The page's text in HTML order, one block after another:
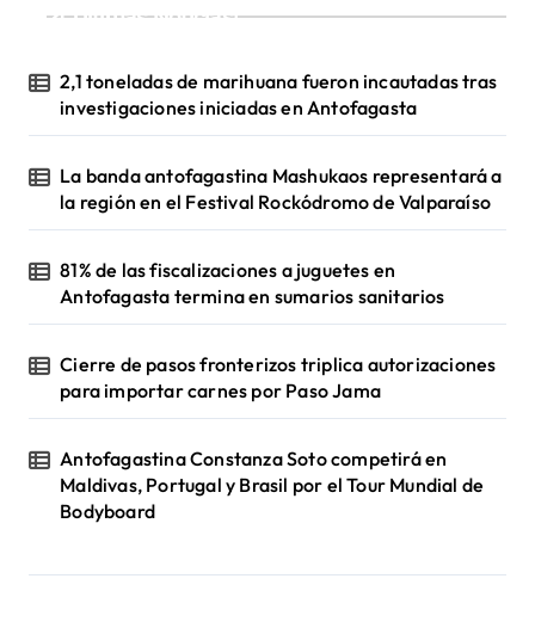
¡Ultimas Noticias!
2,1 toneladas de marihuana fueron incautadas tras
investigaciones iniciadas en Antofagasta
La banda antofagastina Mashukaos representará a
la región en el Festival Rockódromo de Valparaíso
81% de las fiscalizaciones a juguetes en
Antofagasta termina en sumarios sanitarios
Cierre de pasos fronterizos triplica autorizaciones
para importar carnes por Paso Jama
Antofagastina Constanza Soto competirá en
Maldivas, Portugal y Brasil por el Tour Mundial de
Bodyboard